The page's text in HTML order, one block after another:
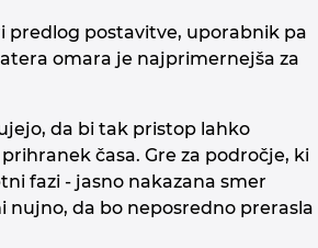
predlog postavitve, uporabnik pa
omara je najprimernejša za
da bi tak pristop lahko
časa. Gre za področje, ki
fazi - jasno nakazana smer
nujno, da bo neposredno prerasla